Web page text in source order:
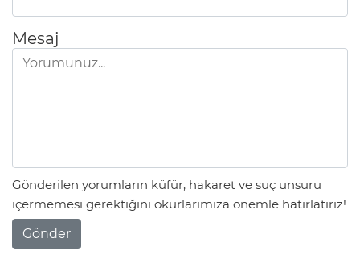
Mesaj
Gönderilen yorumların küfür, hakaret ve suç unsuru
içermemesi gerektiğini okurlarımıza önemle hatırlatırız!
Gönder